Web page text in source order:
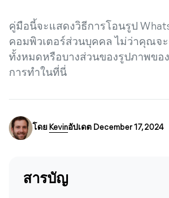
คู่มือนี้จะแสดงวิธีการโอนรูป
คอมพิวเตอร์ส่วนบุคคล ไม่ว่าคุณจ
ทั้งหมดหรือบางส่วนของรูปภาพข
การทำในที่นี่
โดย Kevinอัปเดต December 17, 2024
สารบัญ